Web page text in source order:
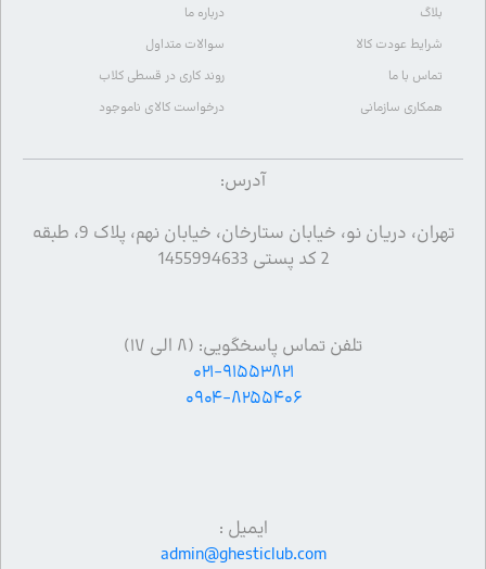
بلاگ
درباره ما
شرایط عودت کالا
سوالات متداول
تماس با ما
روند کاری در قسطی کلاب
همکاری سازمانی
درخواست کالای ناموجود
آدرس:
تهران، دریان نو، خیابان ستارخان، خیابان نهم، پلاک 9، طبقه
2 کد پستی 1455994633
تلفن تماس پاسخگویی: (۸ الی ۱۷)
۰۲۱-۹۱۵۵۳۸۲۱
۰۹۰۴-۸۲۵۵۴۰۶
ایمیل :
admin@ghesticlub.com